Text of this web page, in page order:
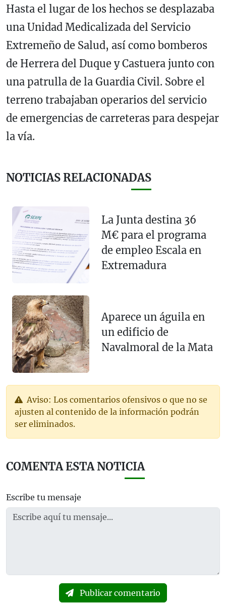
Hasta el lugar de los hechos se desplazaba
una Unidad Medicalizada del Servicio
Extremeño de Salud, así como bomberos
de Herrera del Duque y Castuera junto con
una patrulla de la Guardia Civil. Sobre el
terreno trabajaban operarios del servicio
de emergencias de carreteras para despejar
la vía.
NOTICIAS RELACIONADAS
La Junta destina 36
M€ para el programa
de empleo Escala en
Extremadura
Aparece un águila en
un edificio de
Navalmoral de la Mata
Aviso: Los comentarios ofensivos o que no se
ajusten al contenido de la información podrán
ser eliminados.
COMENTA ESTA NOTICIA
Escribe tu mensaje
Publicar comentario